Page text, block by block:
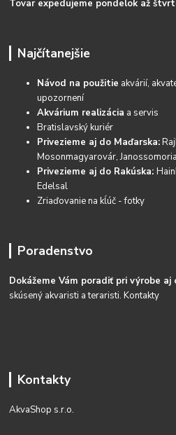
Tovar expedujeme pondelok až
Najčítanejšie
Návod na použitie akvárií,
upozornení
Akvárium realizácia a servis
Bratislavský kuriér
Privezieme aj do Maďarska:
Mosonmagyarovár, Janossomoria
Privezieme aj do Rakúska:
Edelsal
Zriaďovanie na kĺúč - fotky
Poradenstvo
Dokážeme Vám poradiť pri výrobe
skúsený akvaristi a teraristi.Kontakty
Kontakty
AkvaShop s.r.o.